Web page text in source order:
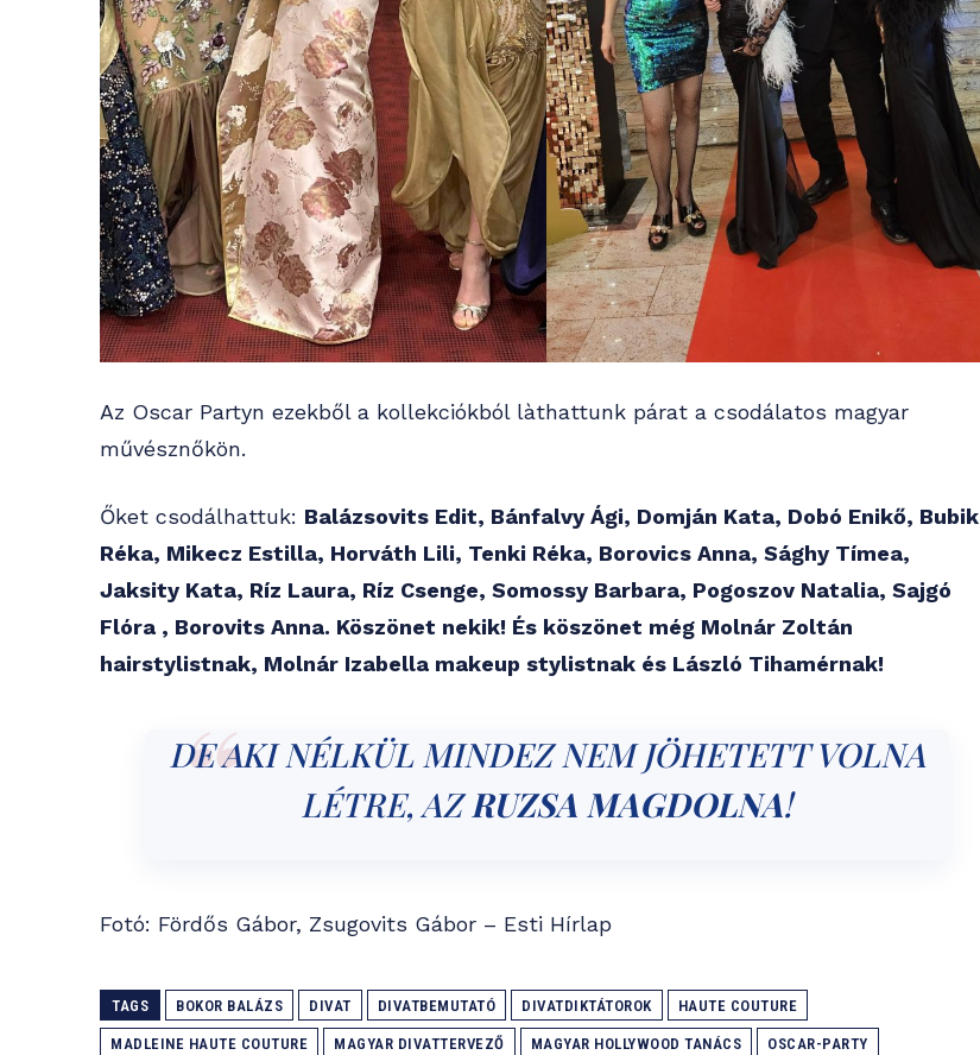
Az Oscar Partyn ezekből a kollekciókból làthattunk párat a csodálatos magyar
művésznőkön.
Őket csodálhattuk: Balázsovits Edit, Bánfalvy Ági, Domján Kata, Dobó Enikő, Bubik
Réka, Mikecz Estilla, Horváth Lili, Tenki Réka, Borovics Anna, Sághy Tímea,
Jaksity Kata, Ríz Laura, Ríz Csenge, Somossy Barbara, Pogoszov Natalia, Sajgó
Flóra , Borovits Anna. Köszönet nekik! És köszönet még Molnár Zoltán
hairstylistnak, Molnár Izabella makeup stylistnak és László Tihamérnak!
DE AKI NÉLKÜL MINDEZ NEM JÖHETETT VOLNA
LÉTRE, AZRUZSA MAGDOLNA!
Fotó: Fördős Gábor, Zsugovits Gábor – Esti Hírlap
TAGS BOKOR BALÁZS DIVAT DIVATBEMUTATÓ DIVATDIKTÁTOROK HAUTE COUTURE
MADLEINE HAUTE COUTURE MAGYAR DIVATTERVEZŐ MAGYAR HOLLYWOOD TANÁCS OSCAR-PARTY